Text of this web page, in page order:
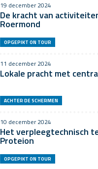
19 december 2024
De kracht van
Roermond
OPGEPIKT ON TOUR
11 december 2024
Lokale pracht met
ACHTER DE SCHERMEN
10 december 2024
Het verpleegtechnisch
Proteion
OPGEPIKT ON TOUR